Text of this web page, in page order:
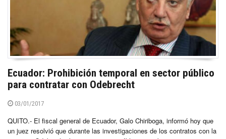
Ecuador: Prohibición temporal en sector público
para contratar con Odebrecht
03/01/2017
QUITO.- El fiscal general de Ecuador, Galo Chiriboga, informó hoy que
un juez resolvió que durante las investigaciones de los contratos con la